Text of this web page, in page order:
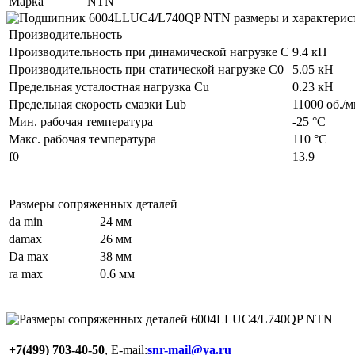
Производительность
Производительность при динамической нагрузке C 9.4 кН
Производительность при статической нагрузке C0
5.05 кН
Предельная усталостная нагрузка Cu
0.23 кН
Предельная скорость смазки Lub
11000 об./
Мин. рабочая температура
-25 °C
Макс. рабочая температура
110 °C
f0
13.9
Размеры сопряженных деталей
da min
24 мм
damax
26 мм
Da max
38 мм
ra max
0.6 мм
+7(499) 703-40-50, E-mail:snr-mail@ya.ru